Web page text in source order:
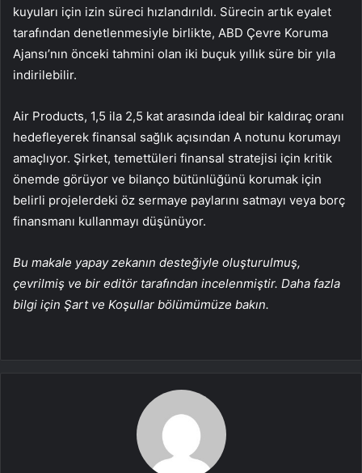
kuyuları için izin süreci hızlandırıldı. Sürecin artık eyalet
tarafından denetlenmesiyle birlikte, ABD Çevre Koruma
Ajansı’nın önceki tahmini olan iki buçuk yıllık süre bir yıla
indirilebilir.
Air Products, 1,5 ila 2,5 kat arasında ideal bir kaldıraç oranı
hedefleyerek finansal sağlık açısından A notunu korumayı
amaçlıyor. Şirket, temettüleri finansal stratejisi için kritik
önemde görüyor ve bilanço bütünlüğünü korumak için
belirli projelerdeki öz sermaye paylarını satmayı veya borç
finansmanı kullanmayı düşünüyor.
Bu makale yapay zekanın desteğiyle oluşturulmuş,
çevrilmiş ve bir editör tarafından incelenmiştir. Daha fazla
bilgi için Şart ve Koşullar bölümümüze bakın.